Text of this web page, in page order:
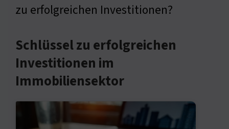
zu erfolgreichen Investitionen?
Schlüssel zu erfolgreichen
Investitionen im
Immobiliensektor